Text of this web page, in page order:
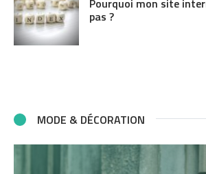
pas ?
MODE & DÉCORATION